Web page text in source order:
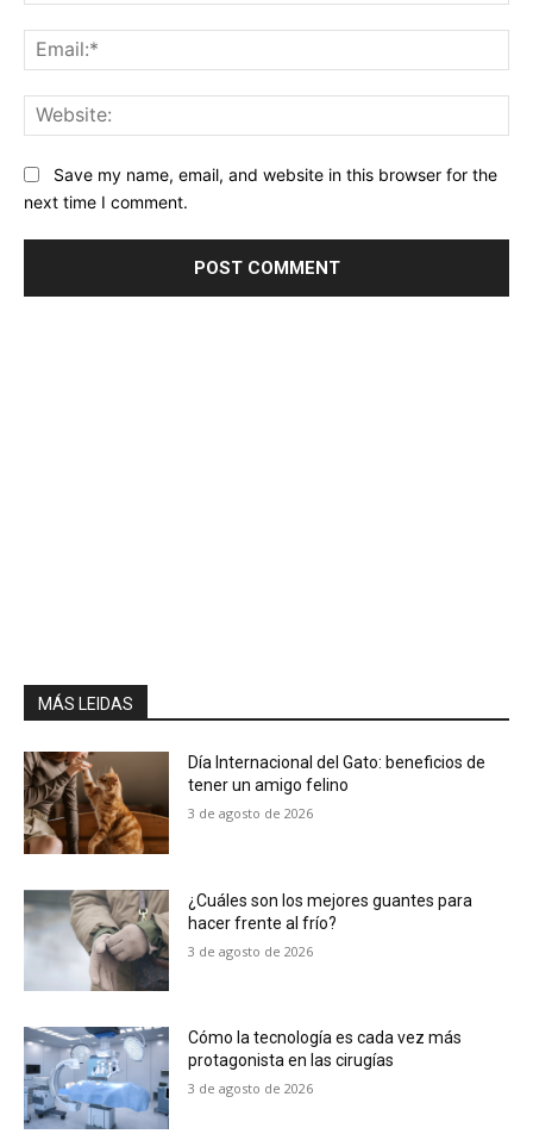
Save my name, email, and website in this browser for the
next time I comment.
MÁS LEIDAS
Día Internacional del Gato: beneficios de
tener un amigo felino
3 de agosto de 2026
¿Cuáles son los mejores guantes para
hacer frente al frío?
3 de agosto de 2026
Cómo la tecnología es cada vez más
protagonista en las cirugías
3 de agosto de 2026